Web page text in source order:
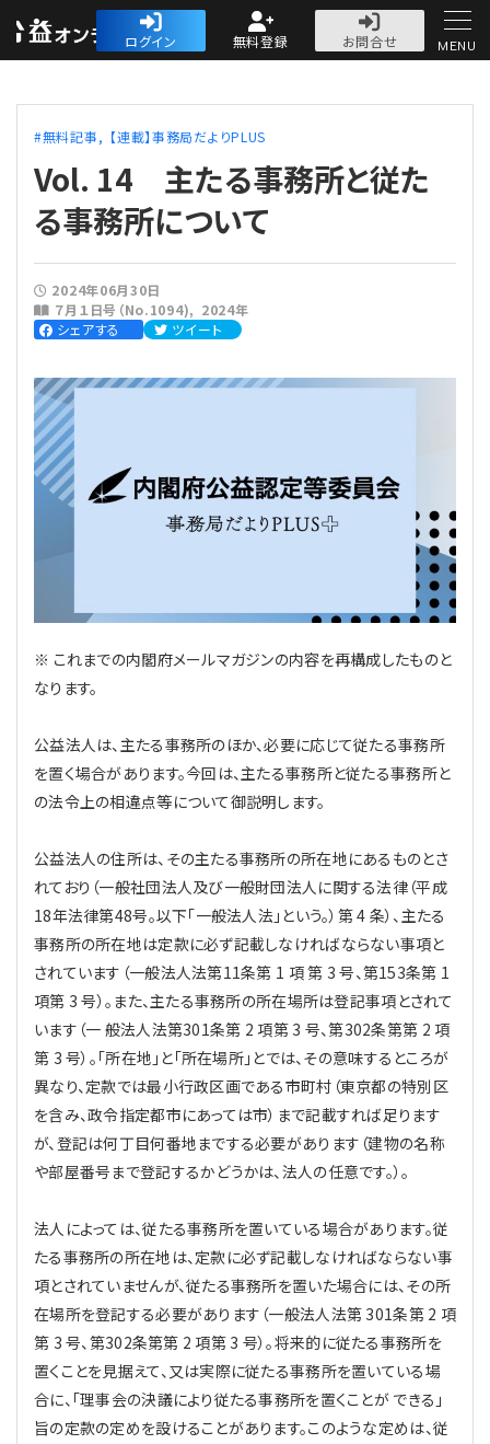
公益・一般法人オ
ログイン 無料登録
お問合せ
人気記事
法人運営
法人運営
理事会
評議員会・社員総会
登記関連
法改正-法人運営
会計・税務
会計・税務
定期提出書類
税務
電子帳簿保存法
労務
労務
法改正-労務
法務
個人情報
資産運用
連載
カレンダー
【連載】オピニオンリーダーのnote
【連載】会計相談室
【連載】公益法人運営実務の処方箋
【連載】公益法人会計検定試験一問一答
【連載】公益法人のための「新公益信託」活用戦略
【連載】公益法人制度のリアル
【連載】採用・定着・育成のための人事戦略
【連載】シェアコモン200インタビュー
【連載】シェアコモン200 誌上相談室
【連載】実務と税務のポイント
【連載】事務局だよりPLUS
【連載】テーマで紐解く逆引きガイドライン
【連載】悩みと向き合う経営学
【連載】非営利法人AtoZei
【連載】労務管理の歩き方
【連載】AI活用のすすめ
【連載】IT実務一問一答
無料記事
公益・一般法人オンラインとは
専門誌一覧
お問合せ
プライバシーポリシー
MENU
無料記事 【連載】事務局だよりPLUS
Vol. 14 主たる事務所と従た
る事務所について
2024年06月30日
７月１日号（No.1094)
2024年
シェアする
ツイート
※ これまでの内閣府メールマガジンの内容を再構成したものと
なります。
公益法人は、主たる事務所のほか、必要に応じて従たる事務所
を置く場合があります。今回は、主たる事務所と従たる事務所と
の法令上の相違点等について御説明します。
公益法人の住所は、その主たる事務所の所在地にあるものとさ
れており（一般社団法人及び一般財団法人に関する法律（平成
18年法律第48号。以下「一般法人法」という。）第 4 条）、主たる
事務所の所在地は定款に必ず記載しなければならない事項と
されています（一般法人法第11条第 1 項 第 3 号、第153条第 1
項第 3 号）。また、主たる事務所の所在場所は登記事項とされて
います（一 般法人法第301条第 2 項第 3 号、第302条第第 2 項
第 3 号）。「所在地」と「所在場所」とでは、その意味するところが
異なり、定款では最小行政区画である市町村（東京都の特別区
を含み、政令指定都市にあっては市）まで記載すれば足ります
が、登記は何丁目何番地までする必要があります（建物の名称
や部屋番号まで登記するかどうかは、法人の任意です。）。
法人によっては、従たる事務所を置いている場合があります。従
たる事務所の所在地は、定款に必ず記載しなければならない事
項とされていませんが、従たる事務所を置いた場合には、その所
在場所を登記する必要があります（一般法人法第 301条第 2 項
第 3 号、第302条第第 2 項第 3 号）。将来的に従たる事務所を
置くことを見据えて、又は実際に従たる事務所を置いている場
合に、「理事会の決議により従たる事務所を置くことが できる」
旨の定款の定めを設けることがあります。このような定めは、従